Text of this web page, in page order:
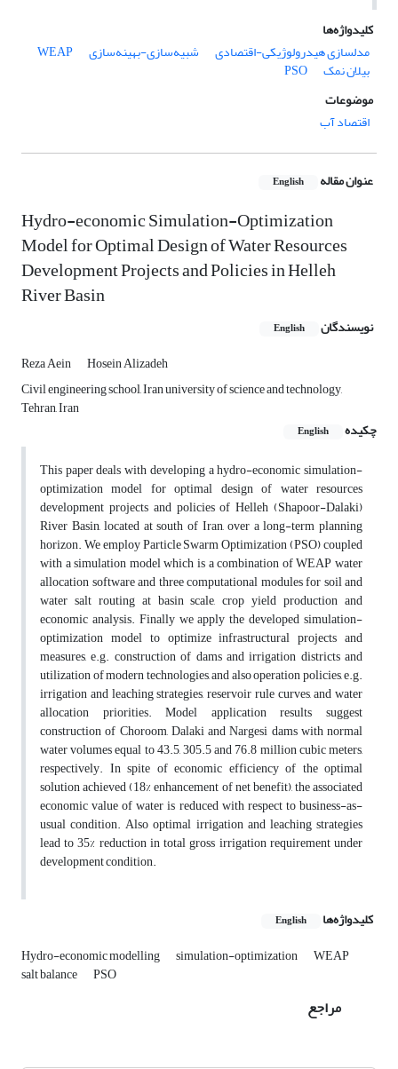
کلیدواژه‌ها
مدلسازی هیدرولوژیکی-اقتصادی
شبیه‌سازی-بهینه‌سازی WEAP
بیلان نمک
PSO
موضوعات
اقتصاد آب
عنوان مقاله English
Hydro-economic Simulation-Optimization
Model for Optimal Design of Water Resources
Development Projects and Policies in Helleh
River Basin
نویسندگان English
Reza Aein
Hosein Alizadeh
Civil engineering school, Iran university of science and technology,
Tehran, Iran
چکیده
English
This paper deals with developing a hydro-economic simulation-
optimization model for optimal design of water resources
development projects and policies of Helleh (Shapoor-Dalaki)
River Basin, located at south of Iran, over a long-term planning
horizon. We employ Particle Swarm Optimization (PSO) coupled
with a simulation model which is a combination of WEAP water
allocation software and three computational modules for soil and
water salt routing at basin scale, crop yield production and
economic analysis. Finally we apply the developed simulation-
optimization model to optimize infrastructural projects and
measures, e.g. construction of dams and irrigation districts and
utilization of modern technologies, and also operation policies, e.g.
irrigation and leaching strategies, reservoir rule curves, and water
allocation priorities. Model application results suggest
construction of Choroom, Dalaki and Nargesi dams with normal
water volumes equal to 43.5, 305.5 and 76.8 million cubic meters,
respectively. In spite of economic efficiency of the optimal
solution achieved (18% enhancement of net benefit), the associated
economic value of water is reduced with respect to business-as-
usual condition. Also optimal irrigation and leaching strategies
lead to 35% reduction in total gross irrigation requirement under
development condition.
کلیدواژه‌ها English
Hydro-economic modelling simulation-optimization WEAP
salt balance PSO
مراجع